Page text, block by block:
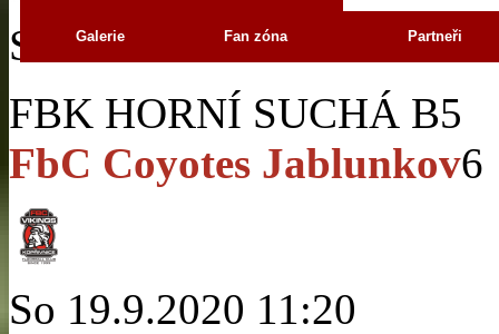
So 19.9.2020 13:40
FBK HORNÍ SUCHÁ B5
FbC Coyotes Jablunkov6
So 19.9.2020 11:20
Galerie Fan zóna Partneři